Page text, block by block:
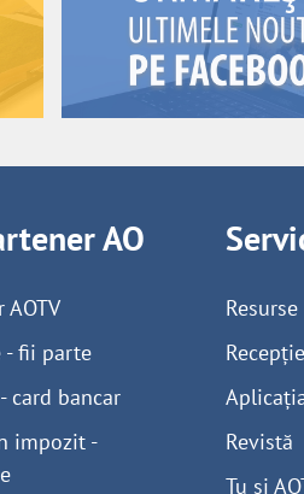
AO
AOTV
- fii parte
card bancar
impozit -
Revistă
Tu și